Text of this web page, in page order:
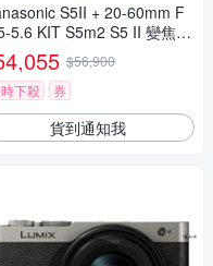
S5II + 20-60mm F
5.6 KIT S5m2 S5 II 變焦鏡
公司貨
$56,900
下殺
券
貨到通知我